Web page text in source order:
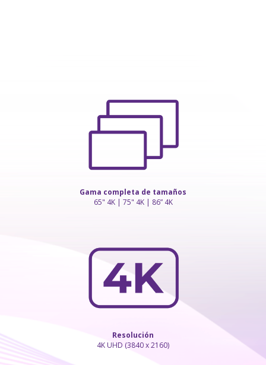
Gama completa de tamaños
65" 4K | 75" 4K | 86” 4K
Resolución
4K UHD (3840 x 2160)